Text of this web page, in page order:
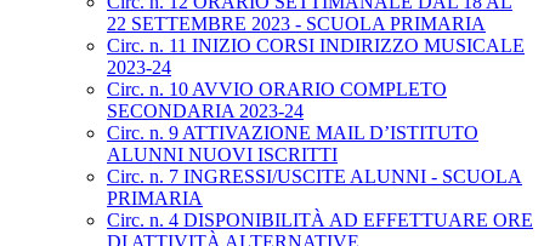
22 SETTEMBRE 2023 - SCUOLA PRIMARIA
Circ. n. 11 INIZIO CORSI INDIRIZZO MUSICALE
2023-24
Circ. n. 10 AVVIO ORARIO COMPLETO
SECONDARIA 2023-24
Circ. n. 9 ATTIVAZIONE MAIL D’ISTITUTO
ALUNNI NUOVI ISCRITTI
Circ. n. 7 INGRESSI/USCITE ALUNNI - SCUOLA
PRIMARIA
Circ. n. 4 DISPONIBILITÀ AD EFFETTUARE ORE